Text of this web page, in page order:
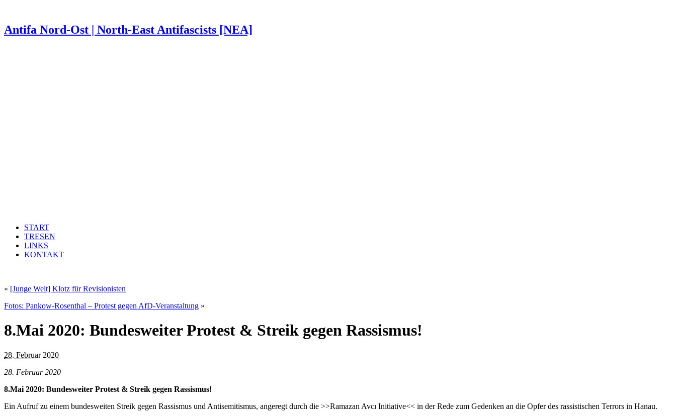
Antifa Nord-Ost | North-East Antifascists [NEA]
START
TRESEN
LINKS
KONTAKT
« [Junge Welt] Klotz für Revisionisten
Fotos: Pankow-Rosenthal – Protest gegen AfD-Veranstaltung »
8.Mai 2020: Bundesweiter Protest & Streik gegen Rassismus!
28. Februar 2020
28. Februar 2020
8.Mai 2020: Bundesweiter Protest & Streik gegen Rassismus!
Ein Aufruf zu einem bundesweiten Streik gegen Rassismus und Antisemitismus, angeregt durch die >>Ramazan Avcı Initiative<< in der Rede zum Gedenken an die Opfer des rassistischen Terrors in Hanau.